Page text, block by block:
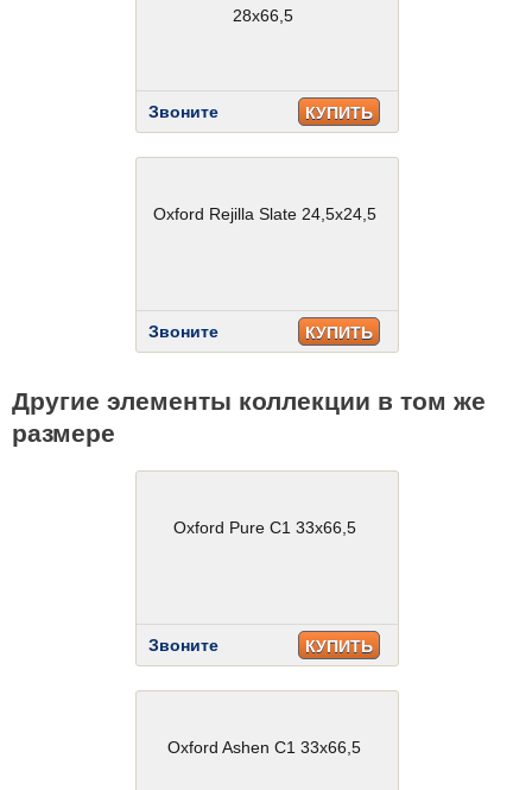
28x66,5
Звоните КУПИТЬ
Oxford Rejilla Slate 24,5x24,5
Звоните КУПИТЬ
Другие элементы коллекции в том же
размере
Oxford Pure C1 33x66,5
Звоните КУПИТЬ
Oxford Ashen C1 33x66,5